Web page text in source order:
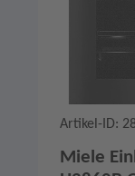
Artikel-ID:
Miele